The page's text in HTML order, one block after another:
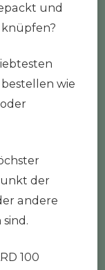
und
wie
der
andere
100